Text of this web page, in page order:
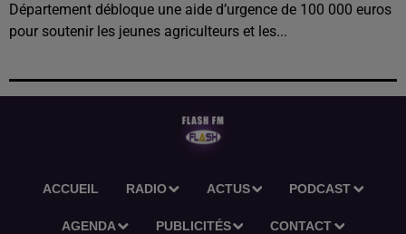
Département débloque une aide d’urgence de 100 000 euros
pour soutenir les jeunes agriculteurs et les...
ACCUEIL RADIO ACTUS PODCAST
AGENDA PUBLICITÉS CONTACT